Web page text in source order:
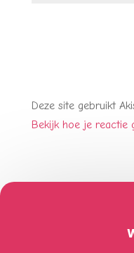
Deze site gebruikt
Bekijk hoe je reactie